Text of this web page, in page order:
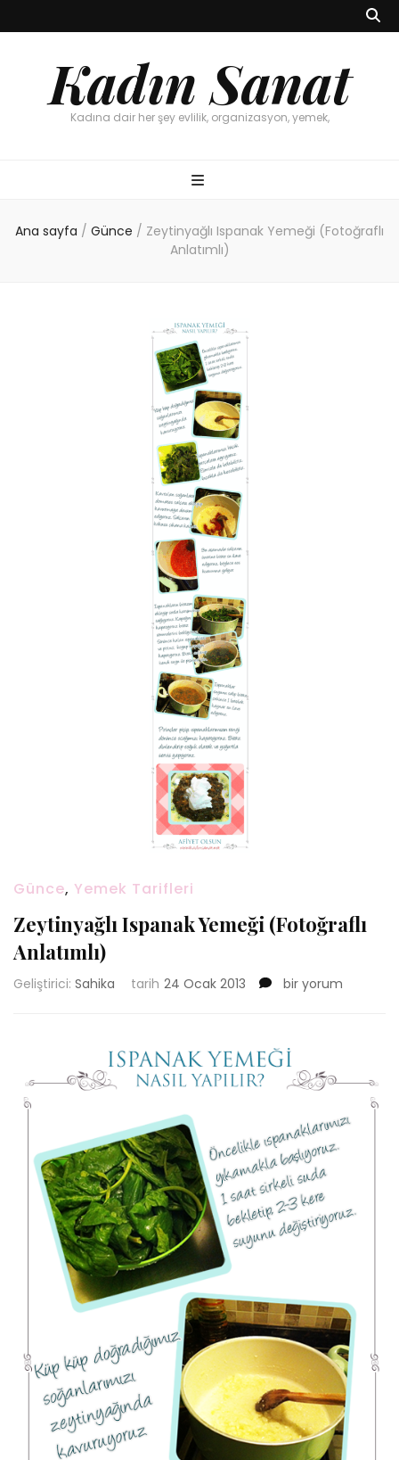
Kadın Sanat
Kadına dair her şey evlilik, organizasyon, yemek,
Ana sayfa / Günce / Zeytinyağlı Ispanak Yemeği (Fotoğraflı
Anlatımlı)
Günce, Yemek Tarifleri
Zeytinyağlı Ispanak Yemeği (Fotoğraflı
Anlatımlı)
Geliştirici: Sahika tarih 24 Ocak 2013
Zeytinyağlı
Anlatımlı)
için
bir yorum